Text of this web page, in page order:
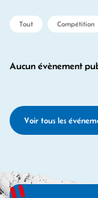
Tout Compétition
Aucun évènement
Voir tous les